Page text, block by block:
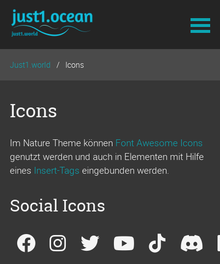
überspringen
Just1.world Icons
Icons
Im Nature Theme können Font Awesome Icons
genutzt werden und auch in Elementen mit Hilfe
eines Insert-Tags eingebunden werden.
Social Icons